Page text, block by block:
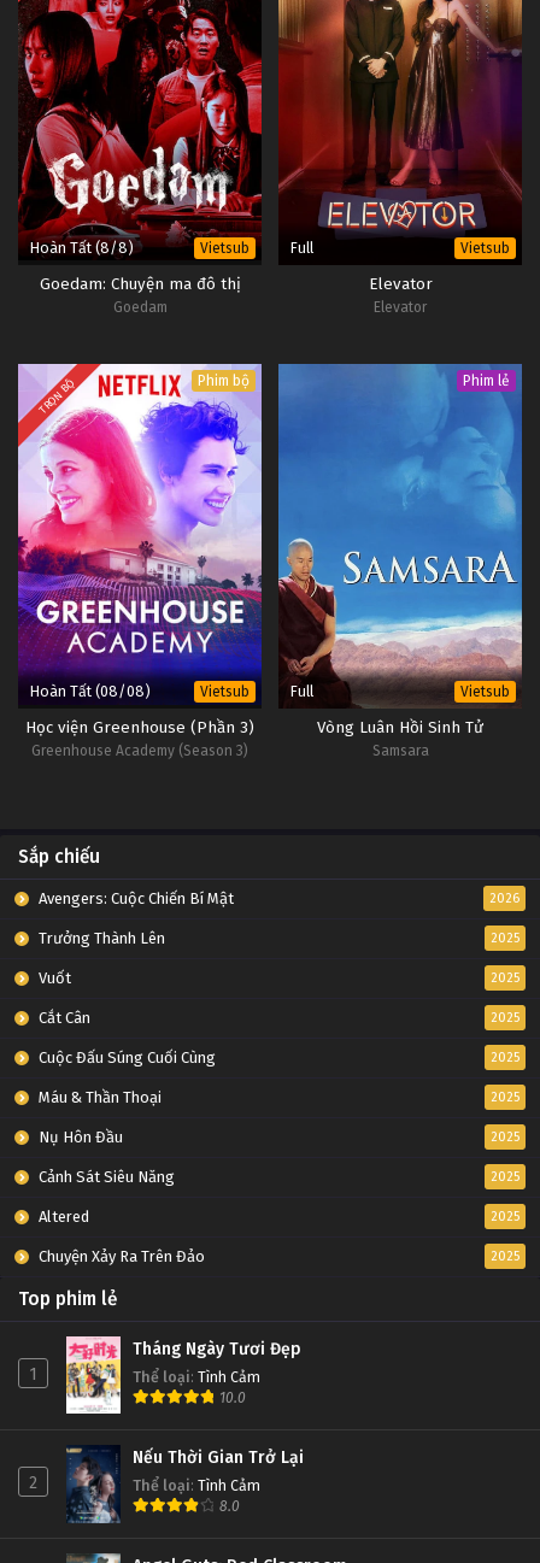
Hoàn Tất (8/8) Vietsub
Goedam: Chuyện ma đô thị
Goedam
Full Vietsub
Elevator
Elevator
TRỌN BỘ Phim bộ
Hoàn Tất (08/08) Vietsub
Học viện Greenhouse (Phần 3)
Greenhouse Academy (Season 3)
Phim lẻ
Full Vietsub
Vòng Luân Hồi Sinh Tử
Samsara
Sắp chiếu
Avengers: Cuộc Chiến Bí Mật 2026
Trưởng Thành Lên 2025
Vuốt 2025
Cắt Cân 2025
Cuộc Đấu Súng Cuối Cùng 2025
Máu & Thần Thoại 2025
Nụ Hôn Đầu 2025
Cảnh Sát Siêu Năng 2025
Altered 2025
Chuyện Xảy Ra Trên Đảo 2025
Top phim lẻ
1
Tháng Ngày Tươi Đẹp
Thể loại: Tình Cảm
10.0
2
Nếu Thời Gian Trở Lại
Thể loại: Tình Cảm
8.0